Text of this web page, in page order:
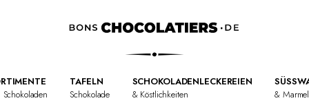
TAFELN
Schokolade
SCHOKOLADENLECKEREIEN
& Köstlichkeiten
&